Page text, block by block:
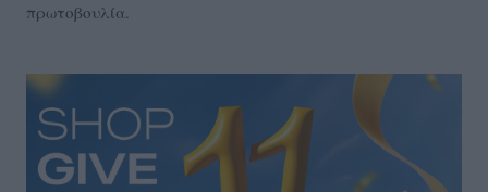
πρωτοβουλία.